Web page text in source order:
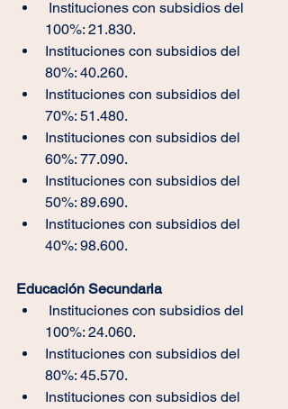
Instituciones con subsidios del
100%: 21.830.
Instituciones con subsidios del
80%: 40.260.
Instituciones con subsidios del
70%: 51.480.
Instituciones con subsidios del
60%: 77.090.
Instituciones con subsidios del
50%: 89.690.
Instituciones con subsidios del
40%: 98.600.
Educación Secundaria
Instituciones con subsidios del
100%: 24.060.
Instituciones con subsidios del
80%: 45.570.
Instituciones con subsidios del